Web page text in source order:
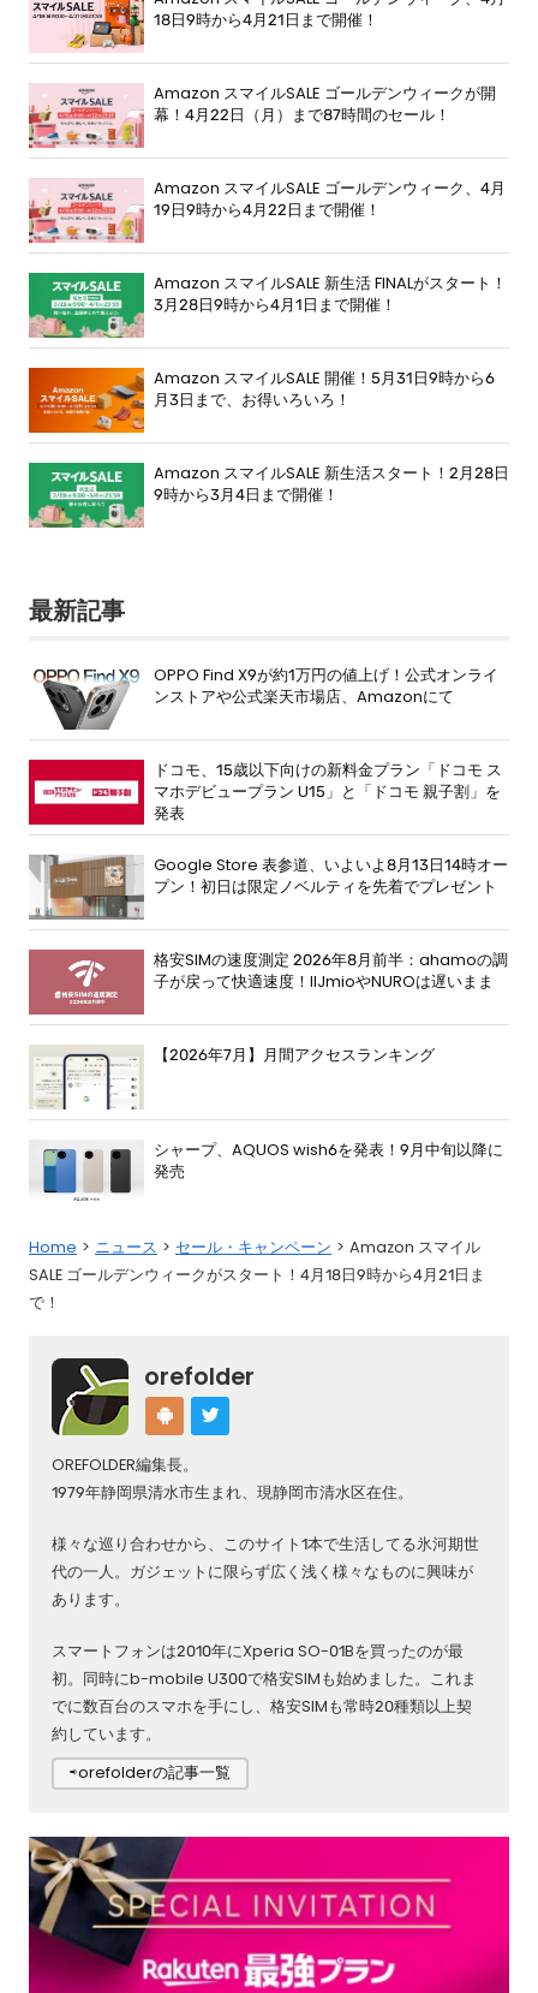
18日9時から4月21日まで開催！
Amazon スマイルSALE ゴールデンウィークが開
幕！4月22日（月）まで87時間のセール！
Amazon スマイルSALE ゴールデンウィーク、4月
19日9時から4月22日まで開催！
Amazon スマイルSALE 新生活 FINALがスタート！
3月28日9時から4月1日まで開催！
Amazon スマイルSALE 開催！5月31日9時から6
月3日まで、お得いろいろ！
Amazon スマイルSALE 新生活スタート！2月28日
9時から3月4日まで開催！
最新記事
OPPO Find X9が約1万円の値上げ！公式オンライ
ンストアや公式楽天市場店、Amazonにて
ドコモ、15歳以下向けの新料金プラン「ドコモ ス
マホデビュープラン U15」と「ドコモ 親子割」を
発表
Google Store 表参道、いよいよ8月13日14時オー
プン！初日は限定ノベルティを先着でプレゼント
格安SIMの速度測定 2026年8月前半：ahamoの調
子が戻って快適速度！IIJmioやNUROは遅いまま
【2026年7月】月間アクセスランキング
シャープ、AQUOS wish6を発表！9月中旬以降に
発売
Home ニュース セール・キャンペーン
Amazon スマイル
SALE ゴールデンウィークがスタート！4月18日9時から4月21日ま
で！
orefolder
OREFOLDER編集長。
1979年静岡県清水市生まれ、現静岡市清水区在住。
様々な巡り合わせから、このサイト1本で生活してる氷河期世
代の一人。ガジェットに限らず広く浅く様々なものに興味が
あります。
スマートフォンは2010年にXperia SO-01Bを買ったのが最
初。同時にb-mobile U300で格安SIMも始めました。これま
でに数百台のスマホを手にし、格安SIMも常時20種類以上契
約しています。
⇨orefolderの記事一覧